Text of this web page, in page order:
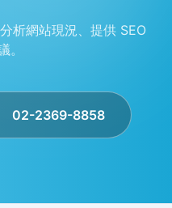
析網站現況、提供 SEO
。
02-2369-8858